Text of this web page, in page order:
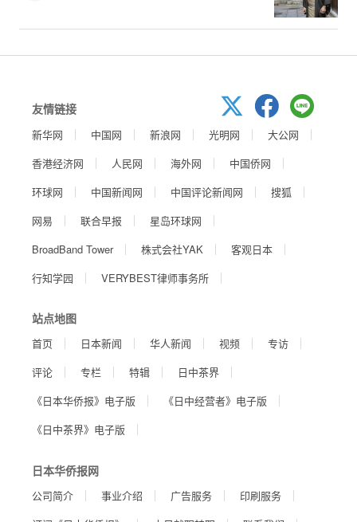
友情链接
新华网 中国网 新浪网 光明网
大公网
香港经济网
人民网 海外网
中国侨网
环球网
中国新闻网 中国评论新闻网
搜狐
网易
联合早报
星岛环球网
BroadBand Tower
株式会社YAK
客观日本
行知学园
VERYBEST律师事务所
站点地图
首页 日本新闻 华人新闻 视频
专访
评论
专栏 特辑
日中茶界
《日本华侨报》电子版
《日中经营者》电子版
《日中茶界》电子版
日本华侨报网
公司简介 事业介绍 广告服务
印刷服务